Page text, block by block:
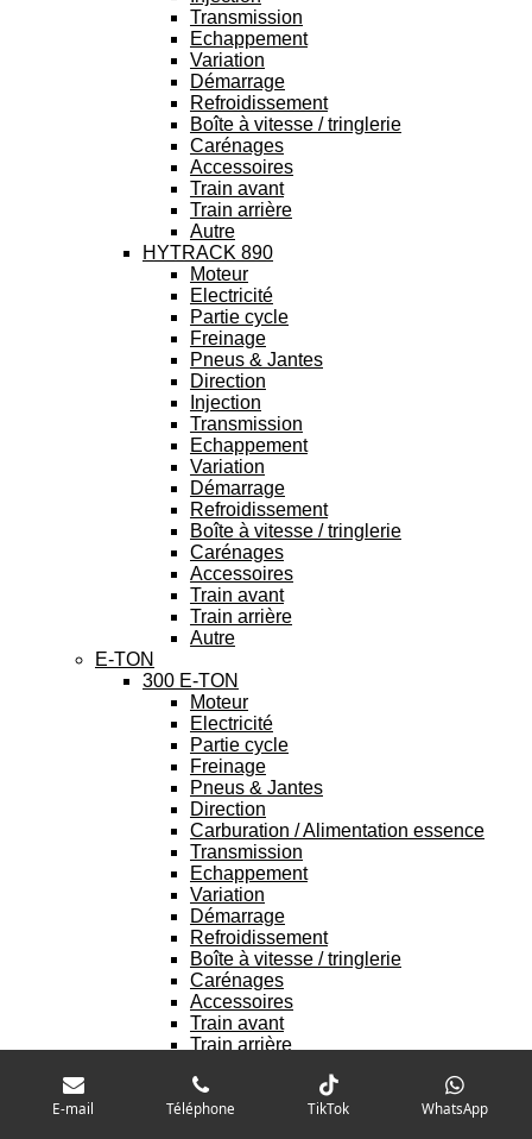
Transmission
Echappement
Variation
Démarrage
Refroidissement
Boîte à vitesse / tringlerie
Carénages
Accessoires
Train avant
Train arrière
Autre
HYTRACK 890
Moteur
Electricité
Partie cycle
Freinage
Pneus & Jantes
Direction
Injection
Transmission
Echappement
Variation
Démarrage
Refroidissement
Boîte à vitesse / tringlerie
Carénages
Accessoires
Train avant
Train arrière
Autre
E-TON
300 E-TON
Moteur
Electricité
Partie cycle
Freinage
Pneus & Jantes
Direction
Carburation / Alimentation essence
Transmission
Echappement
Variation
Démarrage
Refroidissement
Boîte à vitesse / tringlerie
Carénages
Accessoires
Train avant
Train arrière
MAXXER 400
E-mail Téléphone TikTok WhatsApp